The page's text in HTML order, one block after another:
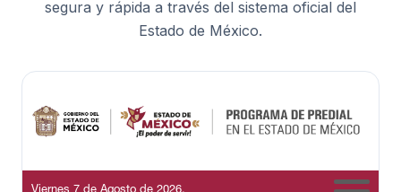
segura y rápida a través del sistema oficial del
Estado de México.